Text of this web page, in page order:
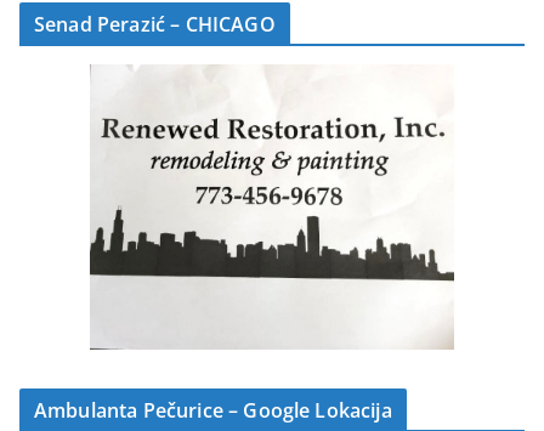
Senad Perazić – CHICAGO
Ambulanta Pečurice – Google Lokacija